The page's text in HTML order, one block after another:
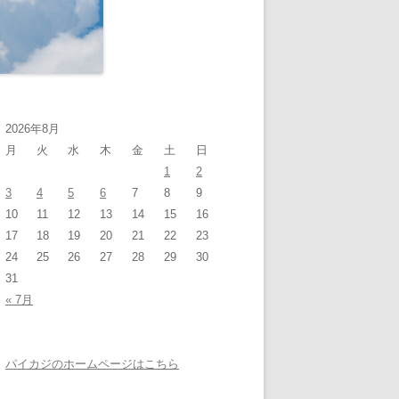
2026年8月
月
火 水 木 金 土
日
1
2
3
4 5 6 7 8
9
10
11 12 13 14 15
16
17
18 19 20 21 22
23
24
25 26 27 28 29
30
31
« 7月
パイカジのホームページはこちら